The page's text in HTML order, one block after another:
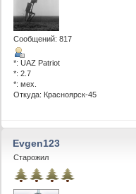
Сообщений: 817
*: UAZ Patriot
*: 2.7
*: мех.
Откуда: Красноярск-45
Evgen123
Старожил